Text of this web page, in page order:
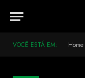
VOCÊ ESTÁ EM: Home